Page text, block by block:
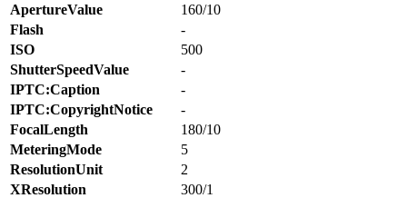
ApertureValue
160/10
Flash
-
ISO
500
ShutterSpeedValue
-
IPTC:Caption
-
IPTC:CopyrightNotice
-
FocalLength
180/10
MeteringMode
5
ResolutionUnit
2
XResolution
300/1